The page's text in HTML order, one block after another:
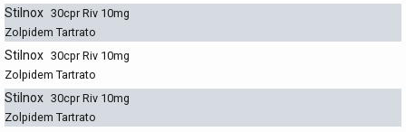
Stilnox 30cpr Riv 10mg
Zolpidem Tartrato
Stilnox 30cpr Riv 10mg
Zolpidem Tartrato
Stilnox 30cpr Riv 10mg
Zolpidem Tartrato